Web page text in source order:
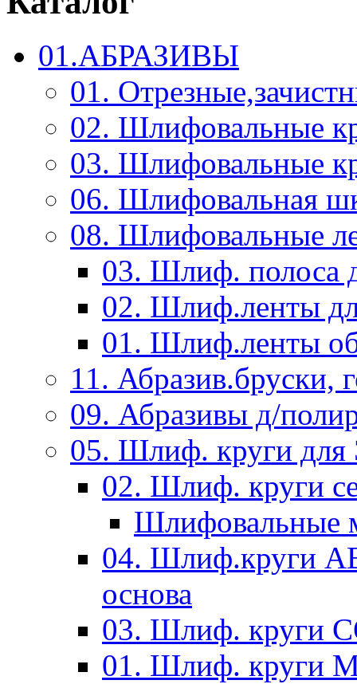
01.АБРАЗИВЫ
01.
02. Шлифовальные
03. Шлифовальные
06. Шлифовальная
08. Шлифовальные
03. Шлиф.
02. Шлиф.ленты
01. Шлиф.ленты
11. Абразив.бруски,
09. Абразивы д/
05. Шлиф. круги
02. Шлиф. круги
Шлифовальные
04. Шлиф.круги
основа
03. Шлиф. круги
01. Шлиф. круги